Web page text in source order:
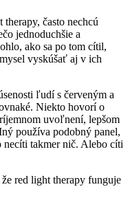
často nechcú
jednoduchšie a
ako sa po tom cítil,
vyskúšať aj v ich
ľudí s červeným a
Niekto hovorí o
uvoľnení, lepšom
používa podobný panel,
necíti takmer nič. Alebo cíti
red light therapy funguje